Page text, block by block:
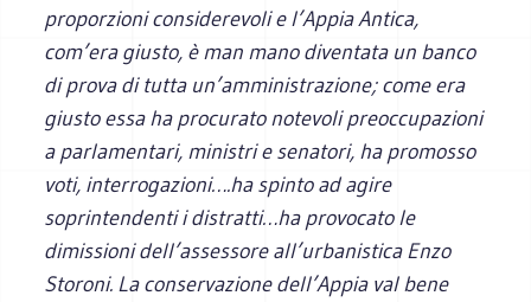
proporzioni considerevoli e l’Appia Antica,
com’era giusto, è man mano diventata un banco
di prova di tutta un’amministrazione; come era
giusto essa ha procurato notevoli preoccupazioni
a parlamentari, ministri e senatori, ha promosso
voti, interrogazioni….ha spinto ad agire
soprintendenti i distratti…ha provocato le
dimissioni dell’assessore all’urbanistica Enzo
Storoni. La conservazione dell’Appia val bene